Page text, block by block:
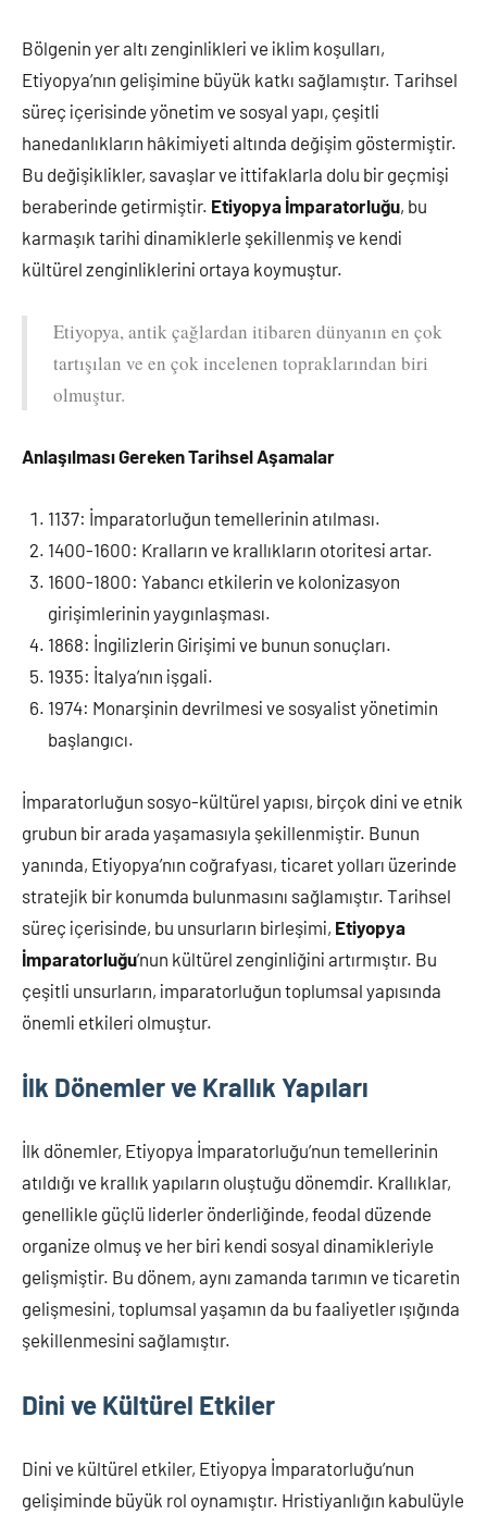
Bölgenin yer altı zenginlikleri ve iklim koşulları,
Etiyopya’nın gelişimine büyük katkı sağlamıştır. Tarihsel
süreç içerisinde yönetim ve sosyal yapı, çeşitli
hanedanlıkların hâkimiyeti altında değişim göstermiştir.
Bu değişiklikler, savaşlar ve ittifaklarla dolu bir geçmişi
beraberinde getirmiştir. Etiyopya İmparatorluğu, bu
karmaşık tarihi dinamiklerle şekillenmiş ve kendi
kültürel zenginliklerini ortaya koymuştur.
Etiyopya, antik çağlardan itibaren dünyanın en çok
tartışılan ve en çok incelenen topraklarından biri
olmuştur.
Anlaşılması Gereken Tarihsel Aşamalar
1137: İmparatorluğun temellerinin atılması.
1400-1600: Kralların ve krallıkların otoritesi artar.
1600-1800: Yabancı etkilerin ve kolonizasyon
girişimlerinin yaygınlaşması.
1868: İngilizlerin Girişimi ve bunun sonuçları.
1935: İtalya’nın işgali.
1974: Monarşinin devrilmesi ve sosyalist yönetimin
başlangıcı.
İmparatorluğun sosyo-kültürel yapısı, birçok dini ve etnik
grubun bir arada yaşamasıyla şekillenmiştir. Bunun
yanında, Etiyopya’nın coğrafyası, ticaret yolları üzerinde
stratejik bir konumda bulunmasını sağlamıştır. Tarihsel
süreç içerisinde, bu unsurların birleşimi, Etiyopya
İmparatorluğu’nun kültürel zenginliğini artırmıştır. Bu
çeşitli unsurların, imparatorluğun toplumsal yapısında
önemli etkileri olmuştur.
İlk Dönemler ve Krallık Yapıları
İlk dönemler, Etiyopya İmparatorluğu’nun temellerinin
atıldığı ve krallık yapıların oluştuğu dönemdir. Krallıklar,
genellikle güçlü liderler önderliğinde, feodal düzende
organize olmuş ve her biri kendi sosyal dinamikleriyle
gelişmiştir. Bu dönem, aynı zamanda tarımın ve ticaretin
gelişmesini, toplumsal yaşamın da bu faaliyetler ışığında
şekillenmesini sağlamıştır.
Dini ve Kültürel Etkiler
Dini ve kültürel etkiler, Etiyopya İmparatorluğu’nun
gelişiminde büyük rol oynamıştır. Hristiyanlığın kabulüyle